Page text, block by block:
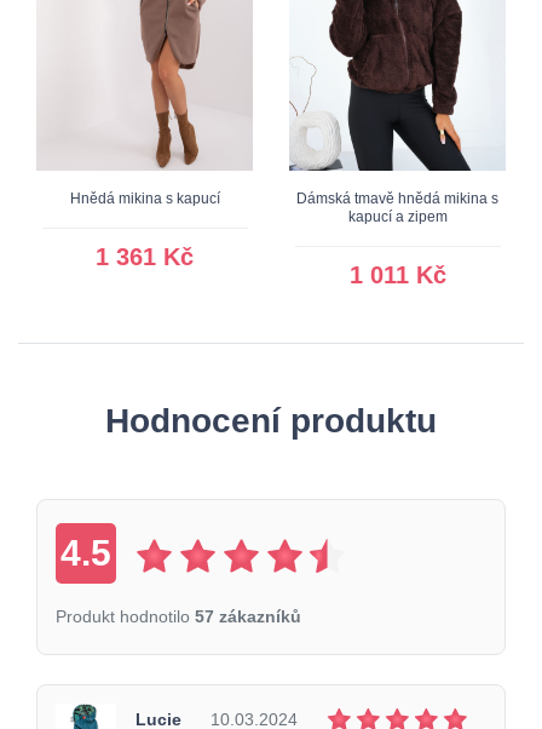
Hnědá mikina s kapucí
1 361 Kč
Dámská tmavě hnědá mikina s
kapucí a zipem
1 011 Kč
Hodnocení produktu
4.5
Produkt hodnotilo 57 zákazníků
Lucie 10.03.2024